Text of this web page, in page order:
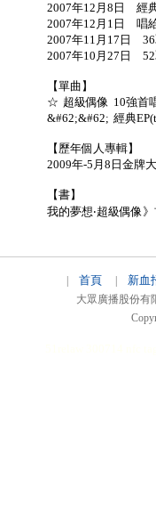
2007年12月8日 經
2007年12月1日 唱
2007年11月17日 36
2007年10月27日 52
【單曲】
☆ 超級偶像 10強首
&#62;&#62; 經典
【歷年個人專輯】
2009年-5月8日金牌
【書】
我的夢想‧超級偶像
首頁 新血
大眾廣播股份有